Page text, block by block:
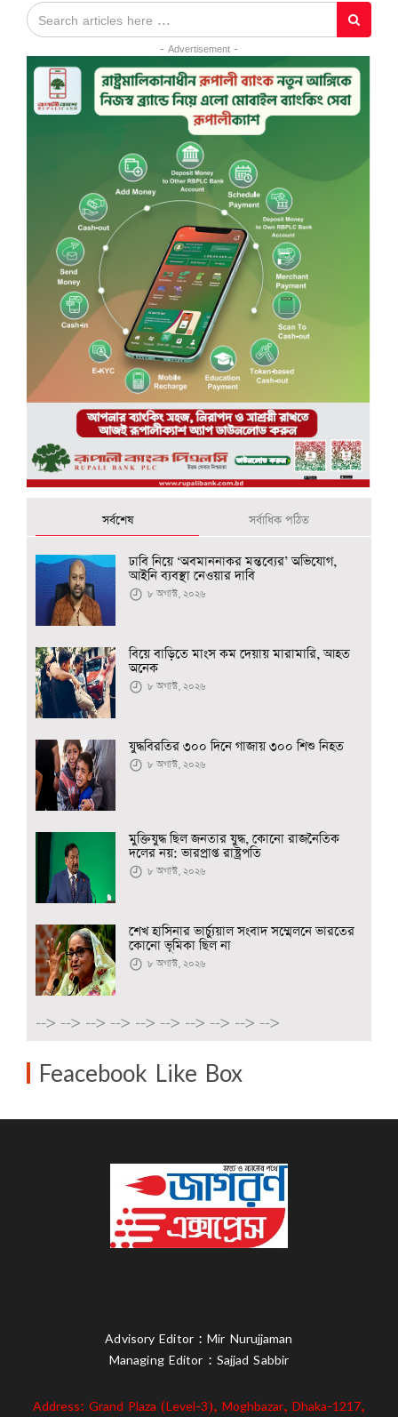
- Advertisement -
সর্বশেষ সর্বাধিক পঠিত
ঢাবি নিয়ে ‘অবমাননাকর মন্তব্যের’ অভিযোগ,
আইনি ব্যবস্থা নেওয়ার দাবি
৮ অগাস্ট, ২০২৬
বিয়ে বাড়িতে মাংস কম দেয়ায় মারামারি, আহত
অনেক
৮ অগাস্ট, ২০২৬
যুদ্ধবিরতির ৩০০ দিনে গাজায় ৩০০ শিশু নিহত
৮ অগাস্ট, ২০২৬
মুক্তিযুদ্ধ ছিল জনতার যুদ্ধ, কোনো রাজনৈতিক
দলের নয়: ভারপ্রাপ্ত রাষ্ট্রপতি
৮ অগাস্ট, ২০২৬
শেখ হাসিনার ভার্চ্যুয়াল সংবাদ সম্মেলনে ভারতের
কোনো ভূমিকা ছিল না
৮ অগাস্ট, ২০২৬
--> --> --> --> --> --> --> --> --> -->
Feacebook Like Box
Advisory Editor : Mir Nurujjaman
Managing Editor : Sajjad Sabbir
Address: Grand Plaza (Level-3), Moghbazar, Dhaka-1217,